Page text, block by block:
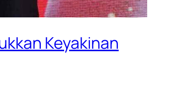
Keyakinan